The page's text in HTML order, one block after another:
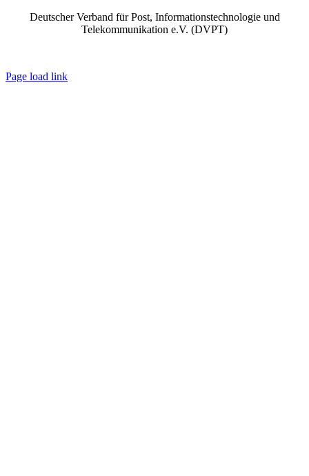
Deutscher Verband für Post, Informationstechnologie und
Telekommunikation e.V. (DVPT)
Page load link